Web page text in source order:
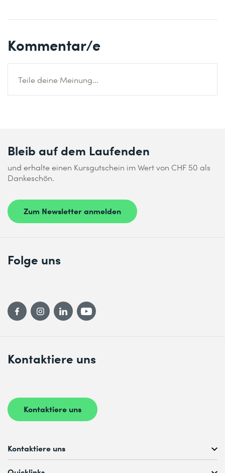
Kommentar/e
Teile deine Meinung...
Bleib auf dem Laufenden
und erhalte einen Kursgutschein im Wert von CHF 50 als
Dankeschön.
Zum Newsletter anmelden
Kontaktiere uns
Kontaktiere uns
Folge uns
Kontaktiere uns
Kostenlose Kursberatung unter